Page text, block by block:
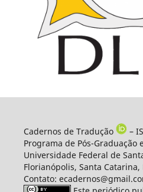
Cadernos de Tradução
–
Programa de Pós-Graduação
Universidade Federal de
Florianópolis, Santa Catarina,
Contato: